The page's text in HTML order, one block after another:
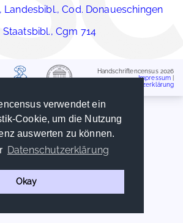
verwendet ein
Cookie, um die Nutzung
auswerten zu können.
Datenschutzerklärung
Okay
Landesbibl., Cod. Donaueschingen
Cgm 714
Handschriftencensus 2026
Impressum
Datenschutzerklärung